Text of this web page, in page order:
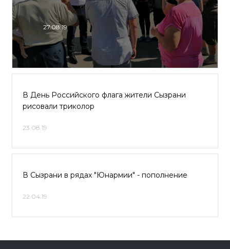
27.08.19
В День Российского флага жители Сызрани
рисовали триколор
23.08.19
В Сызрани в рядах "Юнармии" - пополнение
22.04.19